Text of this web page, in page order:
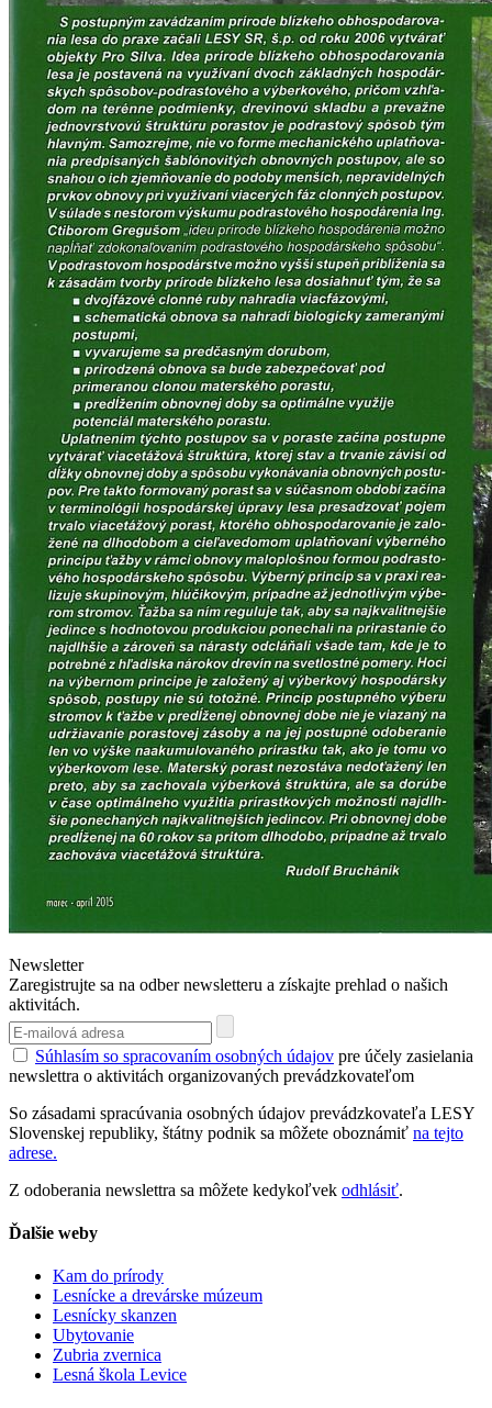
Newsletter
Zaregistrujte sa na odber newsletteru a získajte prehlad o našich
aktivitách.
Súhlasím so spracovaním osobných údajov pre účely zasielania
newslettra o aktivitách organizovaných prevádzkovateľom
So zásadami spracúvania osobných údajov prevádzkovateľa LESY
Slovenskej republiky, štátny podnik sa môžete oboznámiť na tejto
adrese.
Z odoberania newslettra sa môžete kedykoľvek odhlásiť.
Ďalšie weby
Kam do prírody
Lesnícke a drevárske múzeum
Lesnícky skanzen
Ubytovanie
Zubria zvernica
Lesná škola Levice